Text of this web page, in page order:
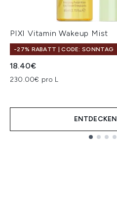
PIXI Vitamin Wakeup Mist
-27% RABATT | CODE: SONNTAG
18.40€
230.00€ pro L
ENTDECKEN